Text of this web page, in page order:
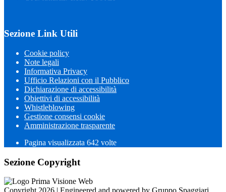
Sezione Link Utili
Cookie policy
Note legali
Informativa Privacy
Ufficio Relazioni con il Pubblico
Dichiarazione di accessibilità
Obiettivi di accessibilità
Whistleblowing
Gestione consensi cookie
Amministrazione trasparente
Pagina visualizzata 642 volte
Sezione Copyright